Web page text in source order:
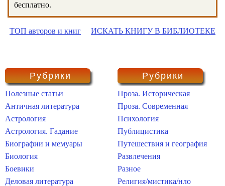
бесплатно.
ТОП авторов и книг ИСКАТЬ КНИГУ В БИБЛИОТЕКЕ
Рубрики
Полезные статьи
Античная литература
Астрология
Астрология. Гадание
Биографии и мемуары
Биология
Боевики
Деловая литература
Рубрики
Проза. Историческая
Проза. Современная
Психология
Публицистика
Путешествия и география
Развлечения
Разное
Религия/мистика/нло